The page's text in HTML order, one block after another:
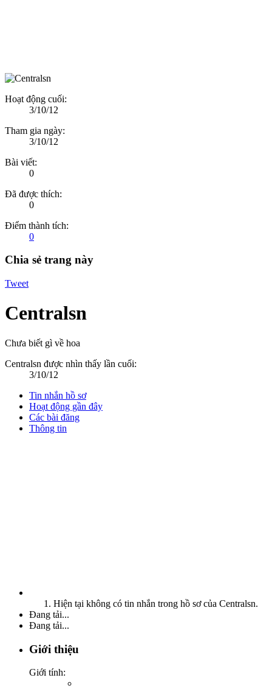
Hoạt động cuối:
3/10/12
Tham gia ngày:
3/10/12
Bài viết:
0
Đã được thích:
0
Điểm thành tích:
0
Chia sẻ trang này
Tweet
Centralsn
Chưa biết gì về hoa
Centralsn được nhìn thấy lần cuối:
3/10/12
Tin nhắn hồ sơ
Hoạt động gần đây
Các bài đăng
Thông tin
Hiện tại không có tin nhắn trong hồ sơ của Centralsn.
Đang tải...
Đang tải...
Giới thiệu
Giới tính: